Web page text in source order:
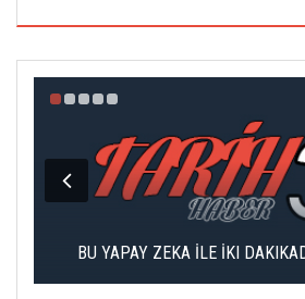
BU YAPAY ZEKA İLE İKI